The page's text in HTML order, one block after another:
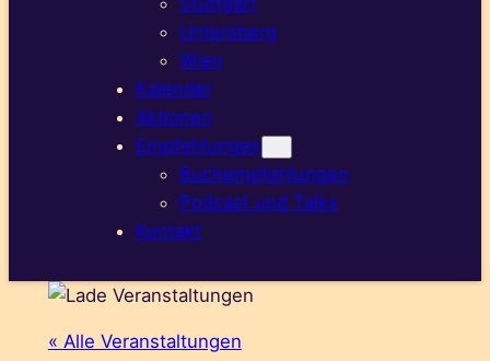
Untersberg
Wien
Kalender
Aktionen
Empfehlungen
Buchempfehlungen
Podcast und Talks
Kontakt
« Alle Veranstaltungen